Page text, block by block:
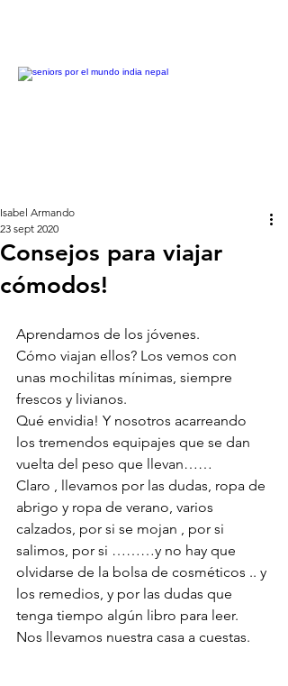
Consejos para viajar
cómodos!
Isabel Armando
23 sept 2020
Aprendamos de los jóvenes.
Cómo viajan ellos? Los vemos con
unas mochilitas mínimas, siempre
frescos y livianos.
Qué envidia! Y nosotros acarreando
los tremendos equipajes que se dan
vuelta del peso que llevan……
Claro , llevamos por las dudas, ropa de
abrigo y ropa de verano, varios
calzados, por si se mojan , por si
salimos, por si ………y no hay que
olvidarse de la bolsa de cosméticos .. y
los remedios, y por las dudas que
tenga tiempo algún libro para leer.
Nos llevamos nuestra casa a cuestas.